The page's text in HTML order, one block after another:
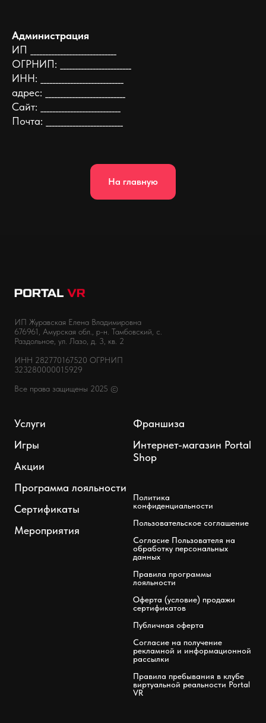
Администрация
ИП _____________________________
ОГРНИП: ________________________
ИНН: ____________________________
адрес: ___________________________
Сайт: ___________________________
Почта: __________________________
На главную
ИП Журавская Елена Владимировна
676961, Амурская обл., р-н. Тамбовский, с.
Раздольное, ул. Лазо, д. 3, кв. 2
ИНН 282770167520 ОГРНИП
323280000015929
Все права защищены 2025 ©
Услуги
Игры
Акции
Программа лояльности
Сертификаты
Мероприятия
Франшиза
Интернет-магазин Portal
Shop
Политика
конфиденциальности
Пользовательское соглашение
Согласие Пользователя на
обработку персональных
данных
Правила программы
лояльности
Оферта (условие) продажи
сертификатов
Публичная оферта
Согласие на получение
рекламной и информационной
рассылки
Правила пребывания в клубе
виртуальной реальности Portal
VR